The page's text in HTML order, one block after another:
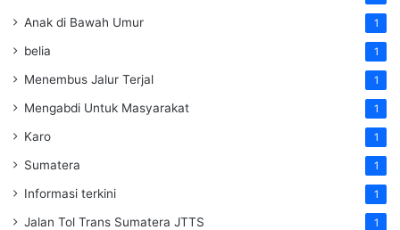
Anak di Bawah Umur 1
belia 1
Menembus Jalur Terjal 1
Mengabdi Untuk Masyarakat 1
Karo 1
Sumatera 1
Informasi terkini 1
Jalan Tol Trans Sumatera JTTS 1